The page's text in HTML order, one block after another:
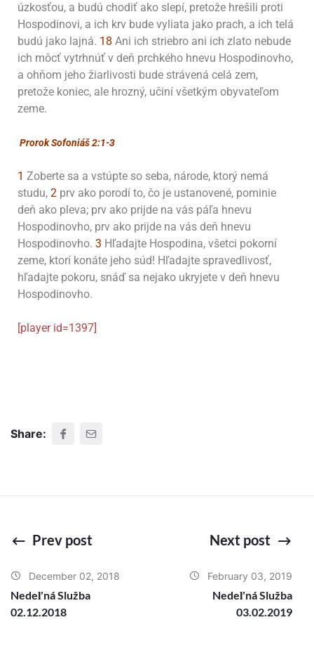
úzkosťou, a budú chodiť ako slepí, pretože hrešili proti
Hospodinovi, a ich krv bude vyliata jako prach, a ich telá
budú jako lajná. 18 Ani ich striebro ani ich zlato nebude
ich môcť vytrhnúť v deň prchkého hnevu Hospodinovho,
a ohňom jeho žiarlivosti bude strávená celá zem,
pretože koniec, ale hrozný, učiní všetkým obyvateľom
zeme.
Prorok Sofoniáš 2:1-3
1 Zoberte sa a vstúpte so seba, národe, ktorý nemá
studu, 2 prv ako porodí to, čo je ustanovené, pominie
deň ako pleva; prv ako prijde na vás páľa hnevu
Hospodinovho, prv ako prijde na vás deň hnevu
Hospodinovho. 3 Hľadajte Hospodina, všetci pokorní
zeme, ktorí konáte jeho súd! Hľadajte spravedlivosť,
hľadajte pokoru, snáď sa nejako ukryjete v deň hnevu
Hospodinovho.
[player id=1397]
Share:
Prev post
December 02, 2018
Nedeľná Služba
02.12.2018
Next post
February 03, 2019
Nedeľná Služba
03.02.2019